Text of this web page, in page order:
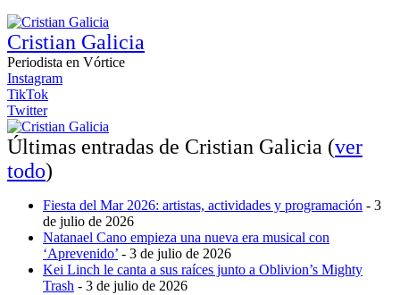
Cristian Galicia
Periodista en Vórtice
Instagram
TikTok
Twitter
Últimas entradas de Cristian Galicia (ver
todo)
Fiesta del Mar 2026: artistas, actividades y programación - 3
de julio de 2026
Natanael Cano empieza una nueva era musical con
‘Aprevenido’ - 3 de julio de 2026
Kei Linch le canta a sus raíces junto a Oblivion’s Mighty
Trash - 3 de julio de 2026